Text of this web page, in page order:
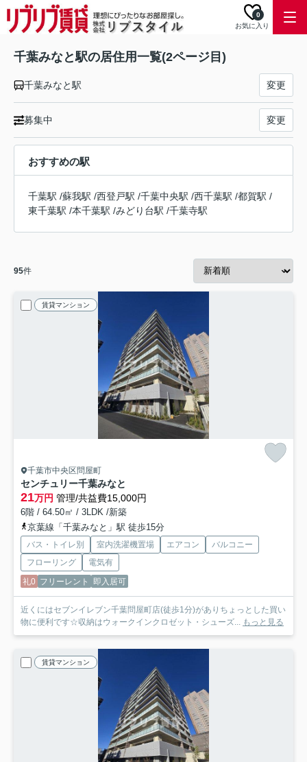
お気に入り
0
千葉みなと駅の居住用一覧(2ページ目)
千葉みなと駅 変更
募集中 変更
おすすめの駅
千葉駅 /蘇我駅 /西登戸駅 /千葉中央駅 /西千葉駅 /都賀駅 /
東千葉駅 /本千葉駅 /みどり台駅 /千葉寺駅
95件
賃貸マンション
千葉市中央区問屋町
センチュリー千葉みなと
21万円 管理/共益費15,000円
6階 / 64.50㎡ / 3LDK /新築
京葉線「千葉みなと」駅 徒歩15分
バス・トイレ別 室内洗濯機置場 エアコン
バルコニー
フローリング
電気有
礼0 フリーレント 即入居可
近くにはセブンイレブン千葉問屋町店(徒歩1分)がありちょっとした買い
物に便利です☆収納はウォークインクロゼット・シューズ... もっと見る
賃貸マンション